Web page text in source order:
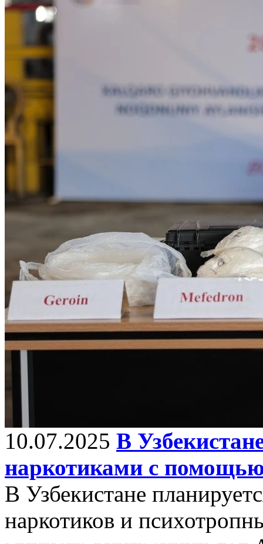
10.07.2025 В
наркотиками с помощью
В Узбекистане
наркотиков и